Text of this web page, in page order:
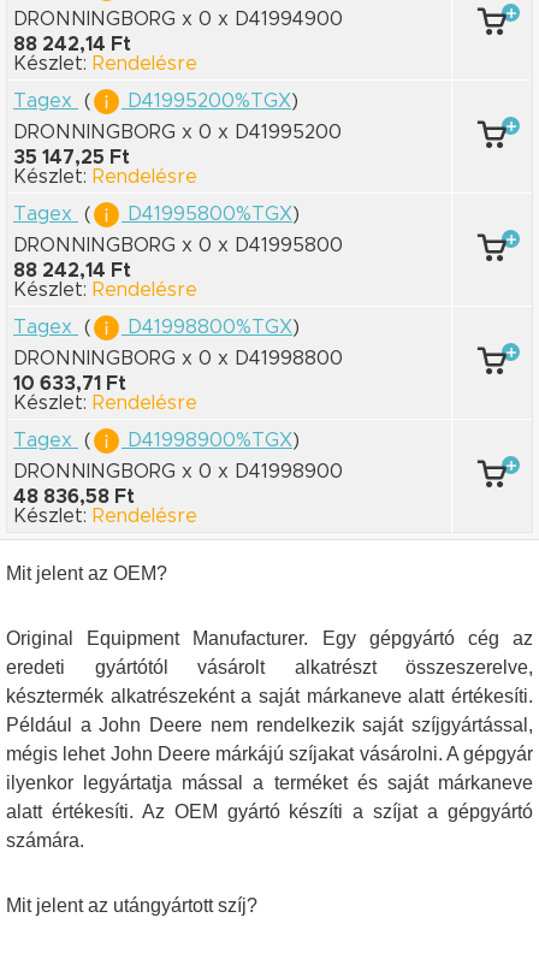
DRONNINGBORG x 0 x D41994900
88 242,14 Ft
Készlet: Rendelésre
Tagex
( D41995200%TGX)
DRONNINGBORG x 0 x D41995200
35 147,25 Ft
Készlet: Rendelésre
Tagex
( D41995800%TGX)
DRONNINGBORG x 0 x D41995800
88 242,14 Ft
Készlet: Rendelésre
Tagex
( D41998800%TGX)
DRONNINGBORG x 0 x D41998800
10 633,71 Ft
Készlet: Rendelésre
Tagex
( D41998900%TGX)
DRONNINGBORG x 0 x D41998900
48 836,58 Ft
Készlet: Rendelésre
Mit jelent az OEM?
Original Equipment Manufacturer. Egy gépgyártó cég az
eredeti gyártótól vásárolt alkatrészt összeszerelve,
késztermék alkatrészeként a saját márkaneve alatt értékesíti.
Például a John Deere nem rendelkezik saját szíjgyártással,
mégis lehet John Deere márkájú szíjakat vásárolni. A gépgyár
ilyenkor legyártatja mással a terméket és saját márkaneve
alatt értékesíti. Az OEM gyártó készíti a szíjat a gépgyártó
számára.
Mit jelent az utángyártott szíj?